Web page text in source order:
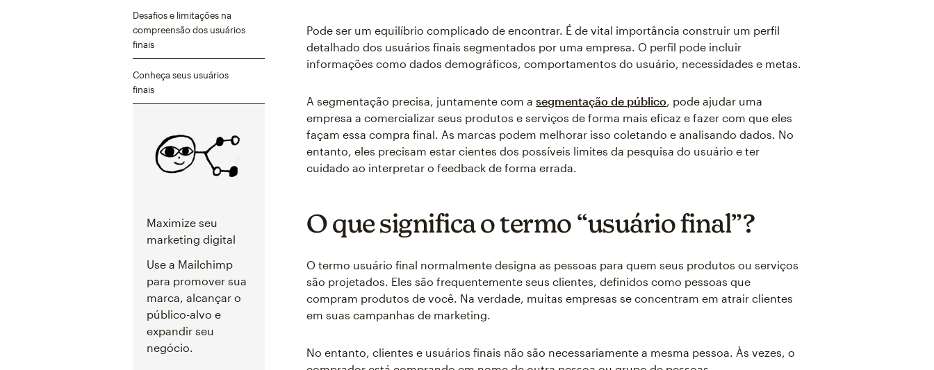
Desafios e limitações na
compreensão dos usuários
finais
Conheça seus usuários
finais
Maximize seu
marketing digital
Use a Mailchimp
para promover sua
marca, alcançar o
público-alvo e
expandir seu
negócio.
Pode ser um equilíbrio complicado de encontrar. É de vital importância construir um perfil
detalhado dos usuários finais segmentados por uma empresa. O perfil pode incluir
informações como dados demográficos, comportamentos do usuário, necessidades e metas.
A segmentação precisa, juntamente com asegmentação de público, pode ajudar uma
empresa a comercializar seus produtos e serviços de forma mais eficaz e fazer com que eles
façam essa compra final. As marcas podem melhorar isso coletando e analisando dados. No
entanto, eles precisam estar cientes dos possíveis limites da pesquisa do usuário e ter
cuidado ao interpretar o feedback de forma errada.
O que significa o termo “usuário final”?
O termo usuário final normalmente designa as pessoas para quem seus produtos ou serviços
são projetados. Eles são frequentemente seus clientes, definidos como pessoas que
compram produtos de você. Na verdade, muitas empresas se concentram em atrair clientes
em suas campanhas de marketing.
No entanto, clientes e usuários finais não são necessariamente a mesma pessoa. Às vezes, o